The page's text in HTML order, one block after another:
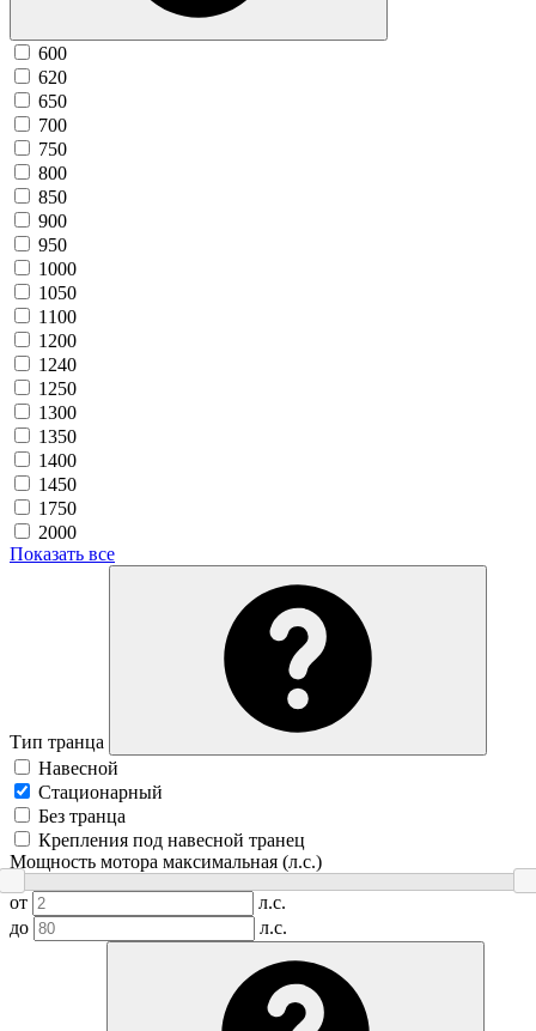
600
620
650
700
750
800
850
900
950
1000
1050
1100
1200
1240
1250
1300
1350
1400
1450
1750
2000
Показать все
Тип транца
Навесной
Стационарный
Без транца
Крепления под навесной транец
Мощность мотора максимальная (л.с.)
от
л.с.
до
л.с.